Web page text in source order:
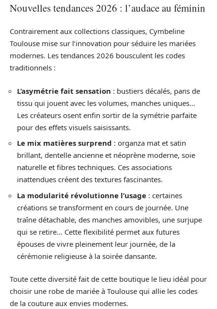
Nouvelles tendances 2026 : l’audace au féminin
Contrairement aux collections classiques, Cymbeline
Toulouse mise sur l’innovation pour séduire les mariées
modernes. Les tendances 2026 bousculent les codes
traditionnels :
L’asymétrie fait sensation : bustiers décalés, pans de
tissu qui jouent avec les volumes, manches uniques…
Les créateurs osent enfin sortir de la symétrie parfaite
pour des effets visuels saisissants.
Le mix matières surprend : organza mat et satin
brillant, dentelle ancienne et néoprène moderne, soie
naturelle et fibres techniques. Ces associations
inattendues créent des textures fascinantes.
La modularité révolutionne l’usage : certaines
créations se transforment en cours de journée. Une
traîne détachable, des manches amovibles, une surjupe
qui se retire… Cette flexibilité permet aux futures
épouses de vivre pleinement leur journée, de la
cérémonie religieuse à la soirée dansante.
Toute cette diversité fait de cette boutique le lieu idéal pour
choisir une robe de mariée à Toulouse qui allie les codes
de la couture aux envies modernes.